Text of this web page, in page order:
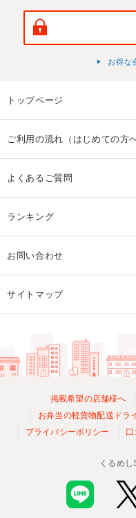
お得な
トップページ
ご利用の流れ（はじめての方へ
よくあるご質問
ランキング
お問い合わせ
サイトマップ
掲載希望の店舗様へ
お弁当の軽貨物配送ドラ
プライバシーポリシー
口
くるめ